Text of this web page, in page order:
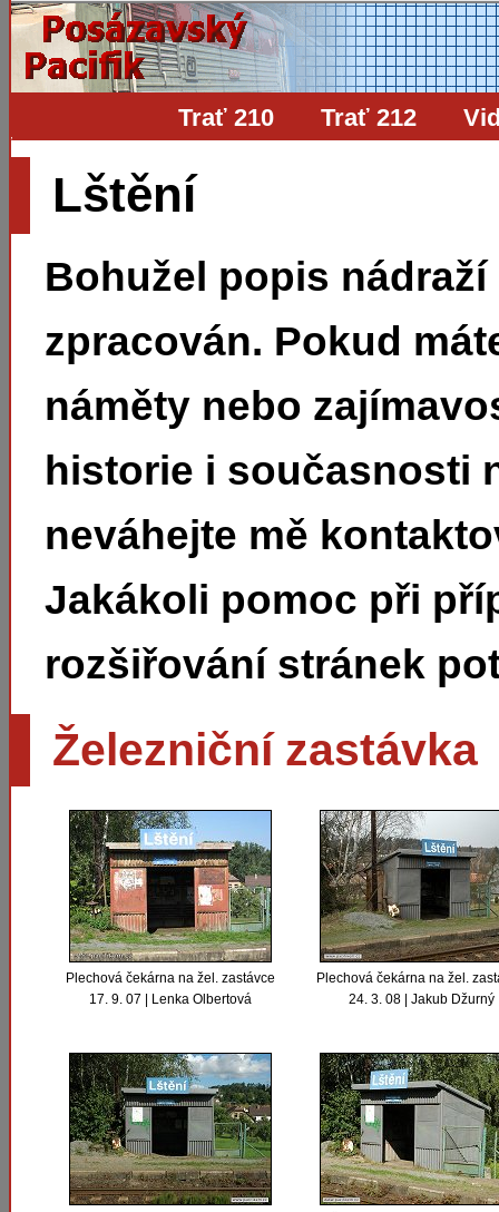
Trať 210 Trať 212
Lštění
Bohužel popis
zpracován. Pokud
náměty nebo
historie i současnosti
neváhejte mě
Jakákoli pomoc při
rozšiřování stránek
Železniční zastávka
Plechová čekárna na žel. zastávce
17. 9. 07 | Lenka Olbertová
Plechová čekárna na žel.
24. 3. 08 | Jakub Džurný